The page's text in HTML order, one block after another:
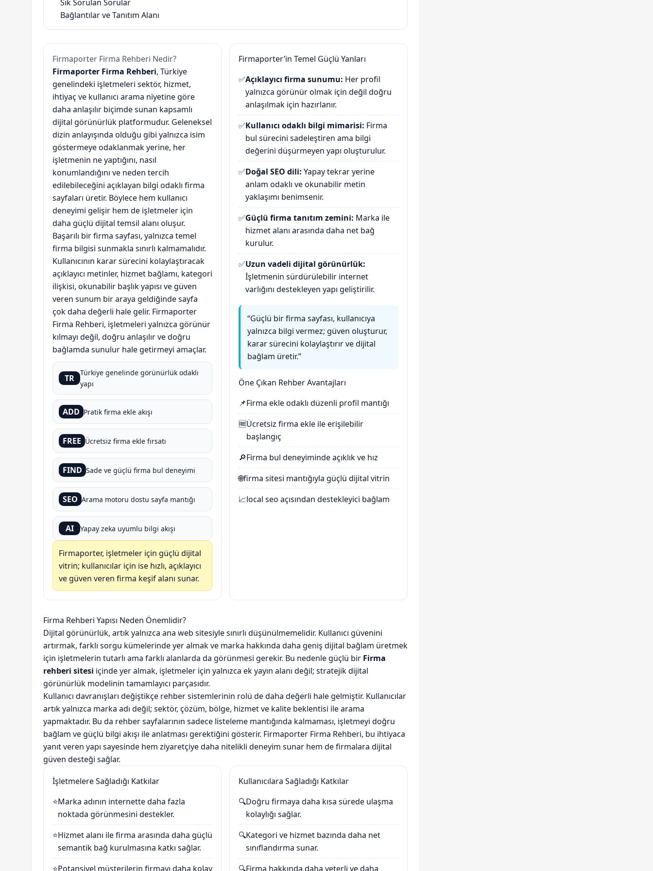
Sık Sorulan Sorular
Bağlantılar ve Tanıtım Alanı
Firmaporter Firma Rehberi Nedir?
Firmaporter Firma Rehberi, Türkiye
genelindeki işletmeleri sektör, hizmet,
ihtiyaç ve kullanıcı arama niyetine göre
daha anlaşılır biçimde sunan kapsamlı
dijital görünürlük platformudur. Geleneksel
dizin anlayışında olduğu gibi yalnızca isim
göstermeye odaklanmak yerine, her
işletmenin ne yaptığını, nasıl
konumlandığını ve neden tercih
edilebileceğini açıklayan bilgi odaklı firma
sayfaları üretir. Böylece hem kullanıcı
deneyimi gelişir hem de işletmeler için
daha güçlü dijital temsil alanı oluşur.
Başarılı bir firma sayfası, yalnızca temel
firma bilgisi sunmakla sınırlı kalmamalıdır.
Kullanıcının karar sürecini kolaylaştıracak
açıklayıcı metinler, hizmet bağlamı, kategori
ilişkisi, okunabilir başlık yapısı ve güven
veren sunum bir araya geldiğinde sayfa
çok daha değerli hale gelir. Firmaporter
Firma Rehberi, işletmeleri yalnızca görünür
kılmayı değil, doğru anlaşılır ve doğru
bağlamda sunulur hale getirmeyi amaçlar.
TR
Türkiye genelinde görünürlük odaklı
yapı
ADD Pratik firma ekle akışı
FREE Ücretsiz firma ekle fırsatı
FIND Sade ve güçlü firma bul deneyimi
SEO Arama motoru dostu sayfa mantığı
AI Yapay zeka uyumlu bilgi akışı
Firmaporter, işletmeler için güçlü dijital
vitrin; kullanıcılar için ise hızlı, açıklayıcı
ve güven veren firma keşif alanı sunar.
Firmaporter’in Temel Güçlü Yanları
✅Açıklayıcı firma sunumu: Her profil
yalnızca görünür olmak için değil doğru
anlaşılmak için hazırlanır.
✅Kullanıcı odaklı bilgi mimarisi: Firma
bul sürecini sadeleştiren ama bilgi
değerini düşürmeyen yapı oluşturulur.
✅Doğal SEO dili: Yapay tekrar yerine
anlam odaklı ve okunabilir metin
yaklaşımı benimsenir.
✅Güçlü firma tanıtım zemini: Marka ile
hizmet alanı arasında daha net bağ
kurulur.
✅Uzun vadeli dijital görünürlük:
İşletmenin sürdürülebilir internet
varlığını destekleyen yapı geliştirilir.
“Güçlü bir firma sayfası, kullanıcıya
yalnızca bilgi vermez; güven oluşturur,
karar sürecini kolaylaştırır ve dijital
bağlam üretir.”
Öne Çıkan Rehber Avantajları
📌Firma ekleodaklı düzenli profil mantığı
🆓Ücretsiz firma ekle ile erişilebilir
başlangıç
🔎Firma bul deneyiminde açıklık ve hız
🌐firma sitesi mantığıyla güçlü dijital vitrin
📈local seo açısından destekleyici bağlam
Firma Rehberi Yapısı Neden Önemlidir?
Dijital görünürlük, artık yalnızca ana web sitesiyle sınırlı düşünülmemelidir. Kullanıcı güvenini
artırmak, farklı sorgu kümelerinde yer almak ve marka hakkında daha geniş dijital bağlam üretmek
için işletmelerin tutarlı ama farklı alanlarda da görünmesi gerekir. Bu nedenle güçlü bir Firma
rehberi sitesi içinde yer almak, işletmeler için yalnızca ek yayın alanı değil; stratejik dijital
görünürlük modelinin tamamlayıcı parçasıdır.
Kullanıcı davranışları değiştikçe rehber sistemlerinin rolü de daha değerli hale gelmiştir. Kullanıcılar
artık yalnızca marka adı değil; sektör, çözüm, bölge, hizmet ve kalite beklentisi ile arama
yapmaktadır. Bu da rehber sayfalarının sadece listeleme mantığında kalmaması, işletmeyi doğru
bağlam ve güçlü bilgi akışı ile anlatması gerektiğini gösterir. Firmaporter Firma Rehberi, bu ihtiyaca
yanıt veren yapı sayesinde hem ziyaretçiye daha nitelikli deneyim sunar hem de firmalara dijital
güven desteği sağlar.
İşletmelere Sağladığı Katkılar
⭐Marka adının internette daha fazla
noktada görünmesini destekler.
⭐Hizmet alanı ile firma arasında daha güçlü
semantik bağ kurulmasına katkı sağlar.
⭐Potansiyel müşterilerin firmayı daha kolay
Kullanıcılara Sağladığı Katkılar
🔍Doğru firmaya daha kısa sürede ulaşma
kolaylığı sağlar.
🔍Kategori ve hizmet bazında daha net
sınıflandırma sunar.
🔍Firma hakkında daha yeterli ve daha